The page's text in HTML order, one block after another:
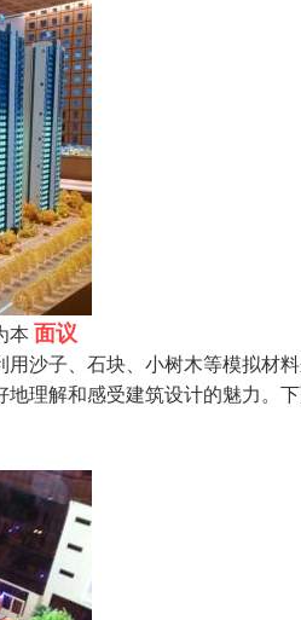
本 面议
沙子、石块、小树木等模拟材
理解和感受建筑设计的魅力。